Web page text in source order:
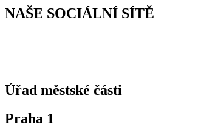
NAŠE SOCIÁLNÍ SÍTĚ
Úřad městské části
Praha 1